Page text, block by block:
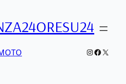
Instagram
X